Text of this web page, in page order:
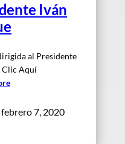
Iván
al Presidente
Clic Aquí
febrero 7, 2020